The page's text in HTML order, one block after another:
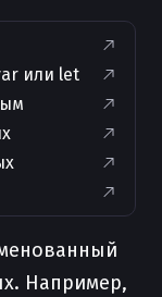
или let
Например,